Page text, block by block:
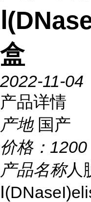
盒
2022-11-04
产品详情
产地 国产
价格： 1200
产品名称人